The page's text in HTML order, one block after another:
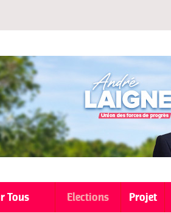
Tous Elections Projet